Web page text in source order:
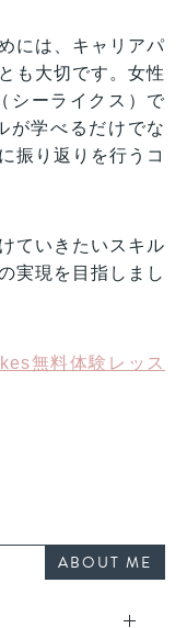
には、キャリアパ
も大切です。女性
シーライクス）で
が学べるだけでな
振り返りを行うコ
ていきたいスキル
実現を目指しまし
無料体験レッス
ABOUT ME